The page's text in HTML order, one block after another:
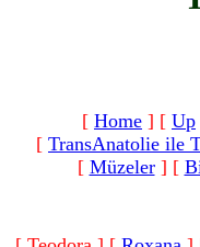
[ Home ] [ Up
[ TransAnatolie ile
[ Müzeler] [